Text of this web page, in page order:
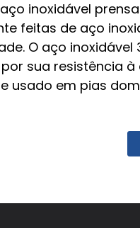
inoxidável
feitas de aço
O aço inoxidável
sua resistência
usado em pias